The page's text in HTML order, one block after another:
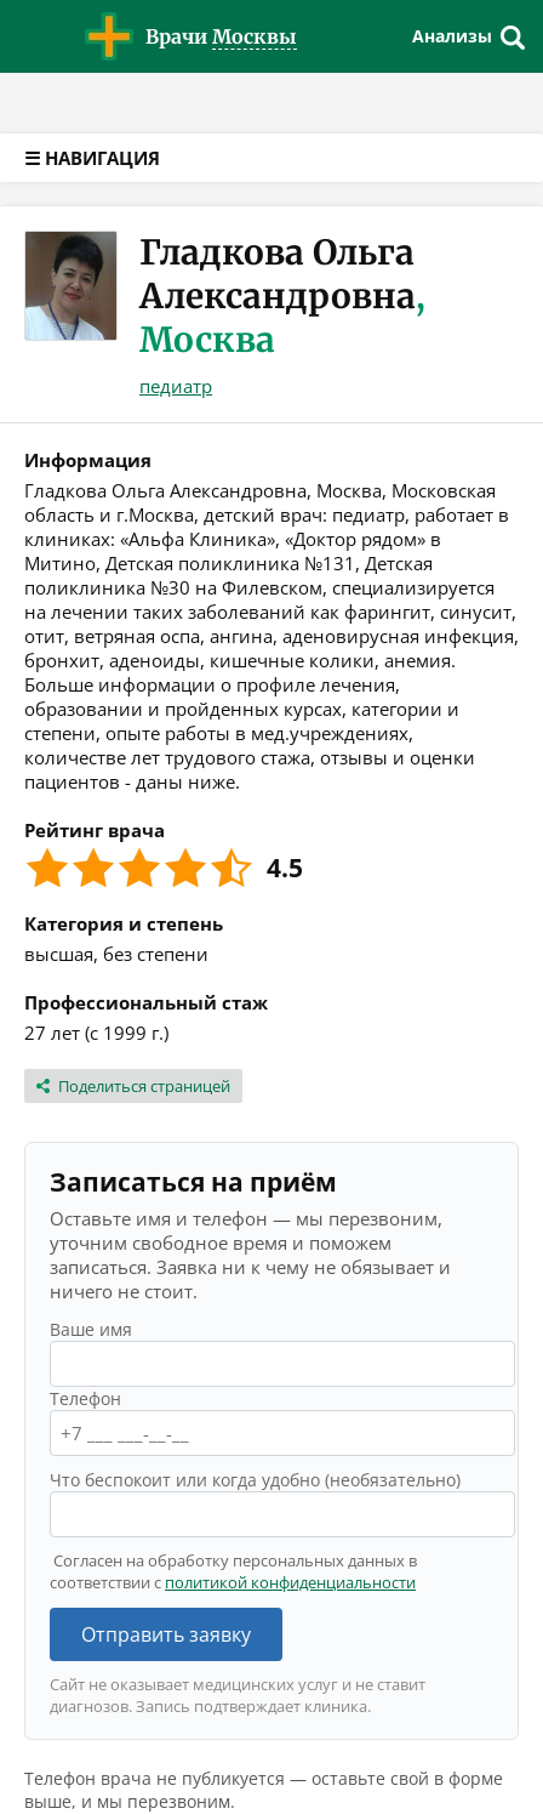
Врачи Москвы Анализы
☰ НАВИГАЦИЯ
Гладкова Ольга
Александровна,
Москва
педиатр
Информация
Гладкова Ольга Александровна, Москва, Московская
область и г.Москва, детский врач: педиатр, работает в
клиниках: «Альфа Клиника», «Доктор рядом» в
Митино, Детская поликлиника №131, Детская
поликлиника №30 на Филевском, специализируется
на лечении таких заболеваний как фарингит, синусит,
отит, ветряная оспа, ангина, аденовирусная инфекция,
бронхит, аденоиды, кишечные колики, анемия.
Больше информации о профиле лечения,
образовании и пройденных курсах, категории и
степени, опыте работы в мед.учреждениях,
количестве лет трудового стажа, отзывы и оценки
пациентов - даны ниже.
Рейтинг врача
4.5
Категория и степень
высшая, без степени
Профессиональный стаж
27 лет (с 1999 г.)
Поделиться страницей
Записаться на приём
Оставьте имя и телефон — мы перезвоним,
уточним свободное время и поможем
записаться. Заявка ни к чему не обязывает и
ничего не стоит.
Ваше имя
Телефон
Что беспокоит или когда удобно (необязательно)
Согласен на обработку персональных данных в
соответствии с политикой конфиденциальности
Отправить заявку
Сайт не оказывает медицинских услуг и не ставит
диагнозов. Запись подтверждает клиника.
Телефон врача не публикуется — оставьте свой в форме
выше, и мы перезвоним.